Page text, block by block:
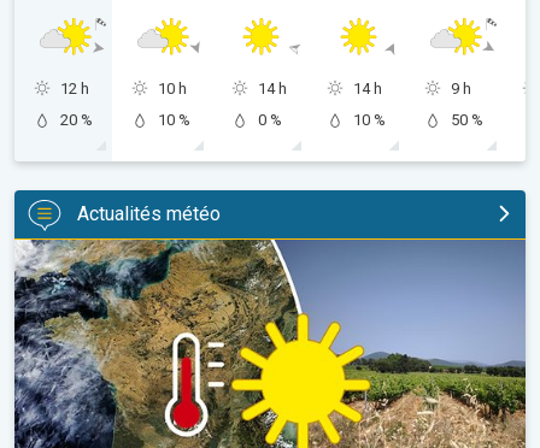
12 h
20 %
10 h
10 %
14 h
0 %
14 h
10 %
9 h
50 %
Actualités météo
Une sécheresse record en France. Absence notable de pluie. .